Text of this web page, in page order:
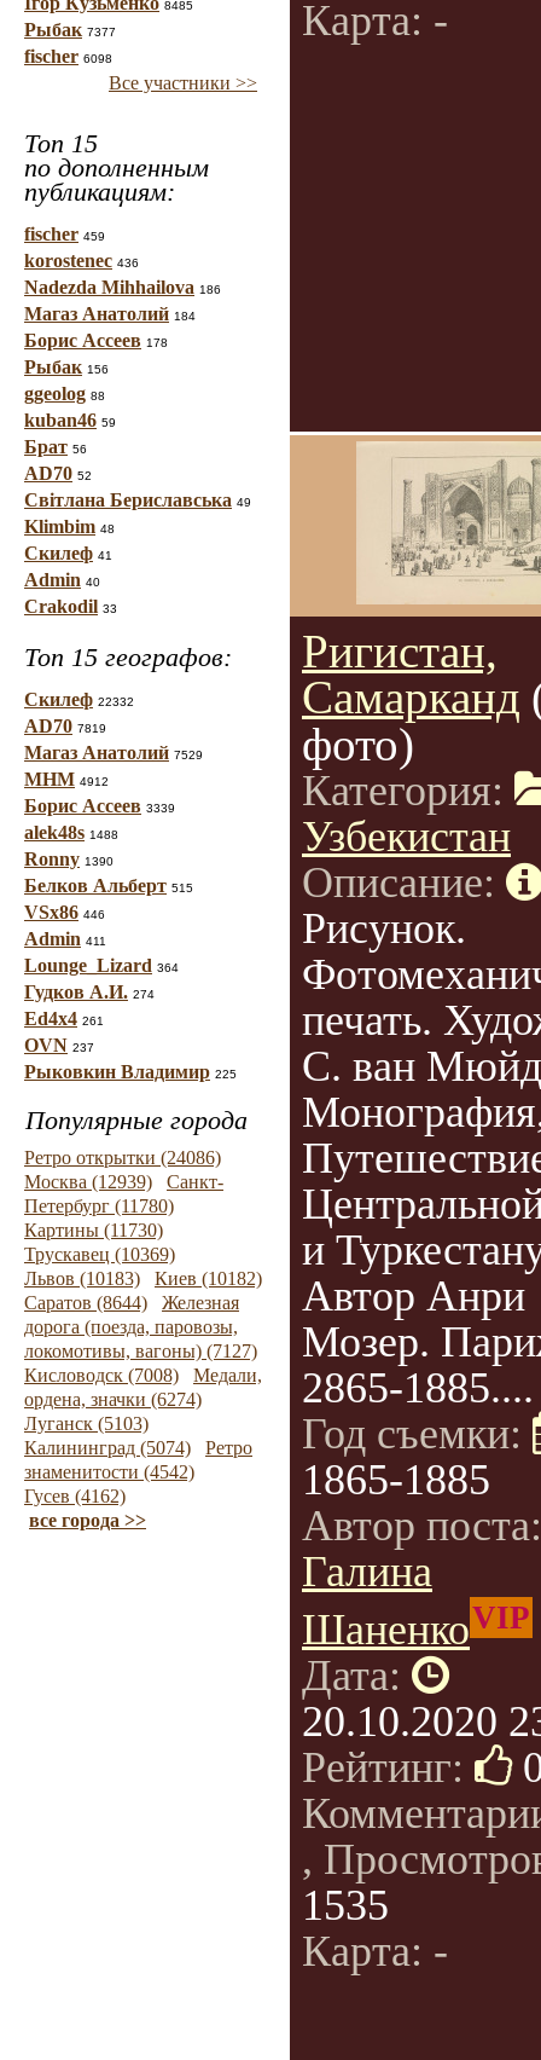
8485
Рыбак 7377
fischer 6098
Все участники >>
Топ 15
по дополненным
публикациям:
fischer 459
korostenec 436
Nadezda Mihhailova 186
Магаз Анатолий 184
Борис Ассеев 178
Рыбак 156
ggeolog 88
kuban46 59
Брат 56
AD70 52
Світлана Бериславська 49
Klimbim 48
Скилеф 41
Admin 40
Crakodil 33
Топ 15 географов:
Скилеф 22332
AD70 7819
Магаз Анатолий 7529
МНМ 4912
Борис Ассеев 3339
alek48s 1488
Ronny 1390
Белков Альберт 515
VSx86 446
Admin 411
Lounge_Lizard 364
Гудков А.И. 274
Ed4x4 261
OVN 237
Рыковкин Владимир 225
Популярные города
Ретро открытки (24086)
Москва (12939)
Санкт-
Петербург (11780)
Картины (11730)
Трускавец (10369)
Львов (10183)
Киев (10182)
Саратов (8644)
Железная
дорога (поезда, паровозы,
локомотивы, вагоны) (7127)
Кисловодск (7008)
Медали,
ордена, значки (6274)
Луганск (5103)
Калининград (5074)
Ретро
знаменитости (4542)
Гусев (4162)
все города >>
Карта: -
Ригистан,
Самарканд
фото)
Категория:
Узбекистан
Описание:
Рисунок.
печать.
С. ван
и
Автор Анри
Мозер.
2865-1885....
Год съемки:
1865-1885
Автор
Галина
ШаненкоVIP
Дата:
20.10.2020
Рейтинг:
,
1535
Карта: -